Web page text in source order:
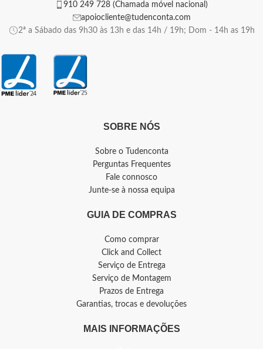
910 249 728 (Chamada móvel nacional)
apoiocliente@tudenconta.com
2ª a Sábado das 9h30 às 13h e das 14h / 19h; Dom - 14h as 19h
SOBRE NÓS
Sobre o Tudenconta
Perguntas Frequentes
Fale connosco
Junte-se à nossa equipa
GUIA DE COMPRAS
Como comprar
Click and Collect
Serviço de Entrega
Serviço de Montagem
Prazos de Entrega
Garantias, trocas e devoluções
MAIS INFORMAÇÕES